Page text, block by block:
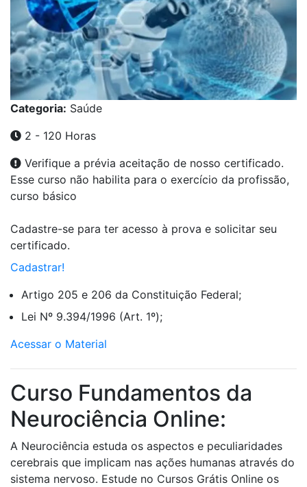
Categoria: Saúde
2 - 120 Horas
Verifique a prévia aceitação de nosso certificado.
Esse curso não habilita para o exercício da profissão,
curso básico
Cadastre-se para ter acesso à prova e solicitar seu
certificado.
Cadastrar!
Artigo 205 e 206 da Constituição Federal;
Lei Nº 9.394/1996 (Art. 1º);
Acessar o Material
Curso Fundamentos da
Neurociência Online:
A Neurociência estuda os aspectos e peculiaridades
cerebrais que implicam nas ações humanas através do
sistema nervoso. Estude no Cursos Grátis Online os